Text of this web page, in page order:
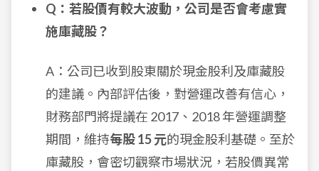
Q：若股價有較大波動，公司是否會考慮實
施庫藏股？
A：公司已收到股東關於現金股利及庫藏股
的建議。內部評估後，對營運改善有信心，
財務部門將提議在 2017、2018 年營運調整
期間，維持每股 15 元的現金股利基礎。至於
庫藏股，會密切觀察市場狀況，若股價異常